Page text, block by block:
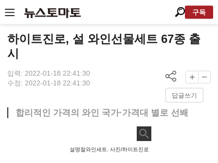
구독
하이트진로, 설 와인선물세트 67종 출
시
입력: 2022-01-18 22:41:30
수정: 2022-01-18 22:41:30
답글쓰기
합리적인 가격의 와인 국가·가격대 별로 선봬
설명절와인세트. 사진/하이트진로